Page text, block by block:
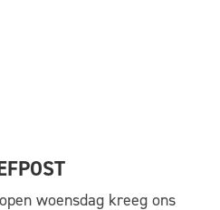
woensdag kreeg ons